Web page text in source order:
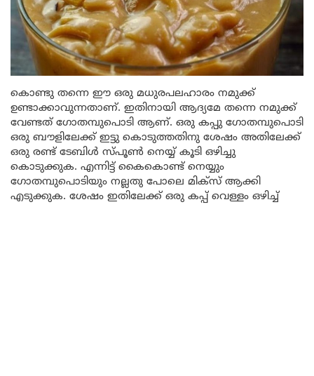
കൊണ്ടു തന്നെ ഈ ഒരു മധുരപലഹാരം നമുക്ക്
ഉണ്ടാക്കാവുന്നതാണ്. ഇതിനായി ആദ്യമേ തന്നെ നമുക്ക്
വേണ്ടത് ഗോതമ്പുപൊടി ആണ്. ഒരു കപ്പു ഗോതമ്പുപൊടി
ഒരു ബൗളിലേക്ക് ഇട്ടു കൊടുത്തതിനു ശേഷം അതിലേക്ക്
ഒരു രണ്ട് ടേബിൾ സ്പൂൺ നെയ്യ് കൂടി ഒഴിച്ചു
കൊടുക്കുക. എന്നിട്ട് കൈകൊണ്ട് നെയ്യും
ഗോതമ്പുപൊടിയും നല്ലതു പോലെ മിക്സ് ആക്കി
എടുക്കുക. ശേഷം ഇതിലേക്ക് ഒരു കപ്പ് വെള്ളം ഒഴിച്ച്